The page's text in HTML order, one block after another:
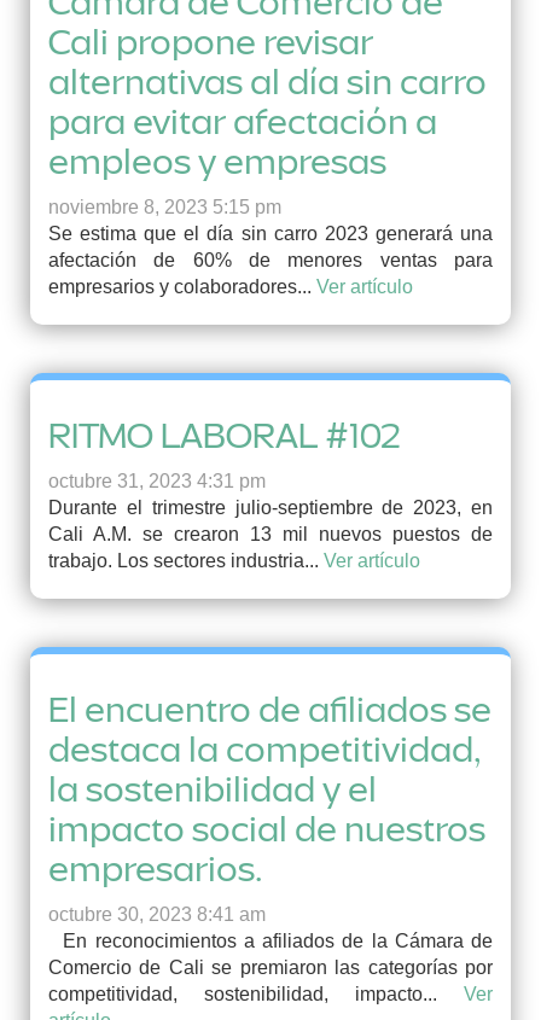
Cali propone revisar
alternativas al día sin carro
para evitar afectación a
empleos y empresas
noviembre 8, 2023 5:15 pm
Se estima que el día sin carro 2023 generará una
afectación de 60% de menores ventas para
empresarios y colaboradores... Ver artículo
RITMO LABORAL #102
octubre 31, 2023 4:31 pm
Durante el trimestre julio-septiembre de 2023, en
Cali A.M. se crearon 13 mil nuevos puestos de
trabajo. Los sectores industria... Ver artículo
El encuentro de afiliados se
destaca la competitividad,
la sostenibilidad y el
impacto social de nuestros
empresarios.
octubre 30, 2023 8:41 am
En reconocimientos a afiliados de la Cámara de
Comercio de Cali se premiaron las categorías por
competitividad, sostenibilidad, impacto... Ver